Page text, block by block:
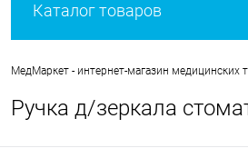
Каталог товаров
МедМаркет - интернет-магазин медицинских
Ручка д/зеркала